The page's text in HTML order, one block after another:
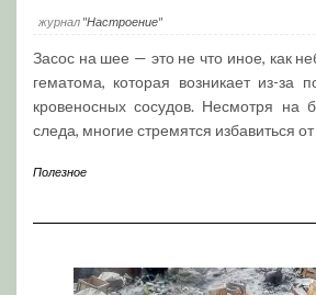
журнал "Настроение"
Засос на шее — это не что иное, как
гематома, которая возникает из-за
кровеносных сосудов. Несмотря на
следа, многие стремятся избавиться
Полезное